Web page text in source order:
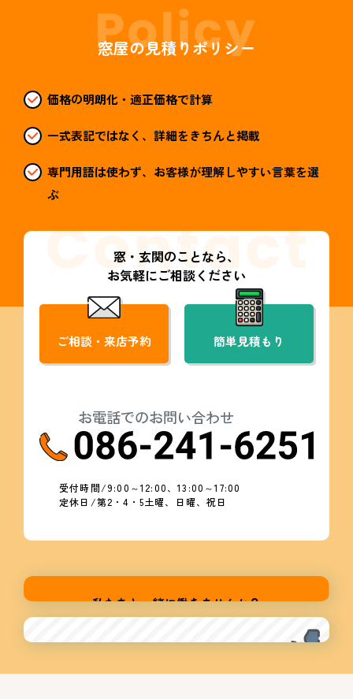
窓屋の見積りポリシー
価格の明朗化・適正価格で計算
一式表記ではなく、詳細をきちんと掲載
専門用語は使わず、お客様が理解しやすい言葉を選
ぶ
窓・玄関のことなら、
お気軽にご相談ください
ご相談・来店予約 簡単見積もり
お電話でのお問い合わせ
受付時間/9:00～12:00、13:00～17:00
定休日/第2・4・5土曜、日曜、祝日